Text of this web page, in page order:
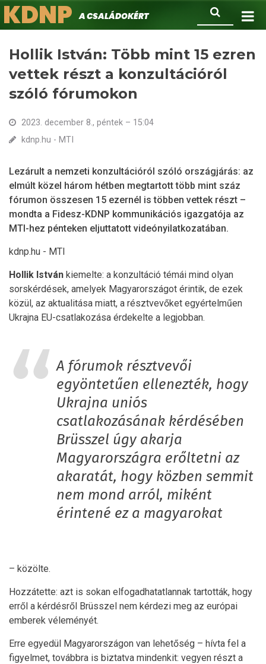
Ugrás
a
Keresés
KDNPA családokért.
Hollik István: Több mint 15 ezren
vettek részt a konzultációról
szóló fórumokon
2023. december 8., péntek – 15:04
kdnp.hu - MTI
Lezárult a nemzeti konzultációról szóló országjárás: az
elmúlt közel három hétben megtartott több mint száz
fórumon összesen 15 ezernél is többen vettek részt –
mondta a Fidesz-KDNP kommunikációs igazgatója az
MTI-hez pénteken eljuttatott videónyilatkozatában.
kdnp.hu - MTI
Hollik István kiemelte: a konzultáció témái mind olyan
sorskérdések, amelyek Magyarországot érintik, de ezek
közül, az aktualitása miatt, a résztvevőket egyértelműen
Ukrajna EU-csatlakozása érdekelte a legjobban.
A fórumok résztvevői
egyöntetűen ellenezték, hogy
Ukrajna uniós
csatlakozásának kérdésében
Brüsszel úgy akarja
Magyarországra erőltetni az
akaratát, hogy közben semmit
nem mond arról, miként
érintené ez a magyarokat
– közölte.
Hozzátette: azt is sokan elfogadhatatlannak tartották, hogy
erről a kérdésről Brüsszel nem kérdezi meg az európai
emberek véleményét.
Erre egyedül Magyarországon van lehetőség – hívta fel a
figyelmet, továbbra is biztatva mindenkit: vegyen részt a